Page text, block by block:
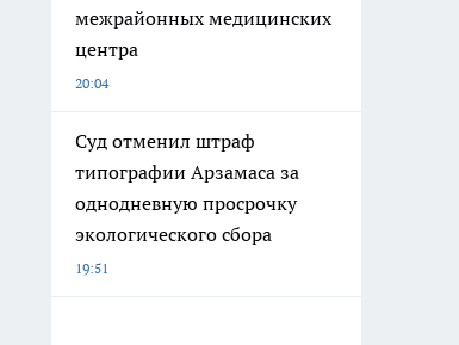
межрайонных медицинских
центра
20:04
Суд отменил штраф
типографии Арзамаса за
однодневную просрочку
экологического сбора
19:51